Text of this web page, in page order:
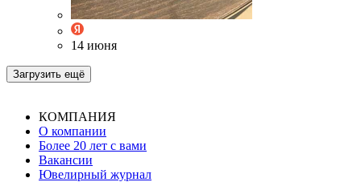
14 июня
Загрузить ещё
КОМПАНИЯ
О компании
Более 20 лет с вами
Вакансии
Ювелирный журнал